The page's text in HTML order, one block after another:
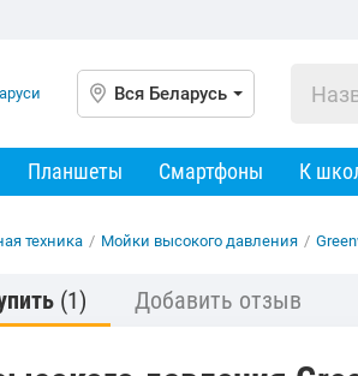
Вся Беларусь
Планшеты Смартфоны К
техника / Мойки высокого давления /
(1) Добавить отзыв